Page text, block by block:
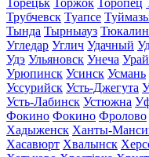
Торецьк Торжок Торопец
Трубчевск Туапсе
Тында Тырныауз
Угледар Углич Удачный
Удэ Ульяновск Унеча Урай
Урюпинск Усинск Усмань
Уссурийск Усть-Джегута
Усть-Лабинск Устюжна
Фокино Фокино Фролово
Хадыженск Ханты-
Хасавюрт Хвалынск